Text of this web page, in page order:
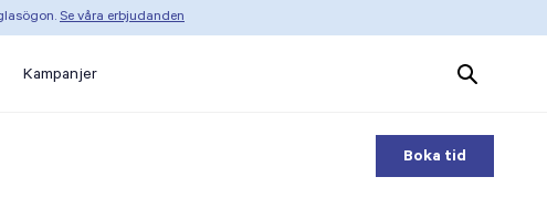
Se våra erbjudanden
Kampanjer
Search
Products
Boka tid